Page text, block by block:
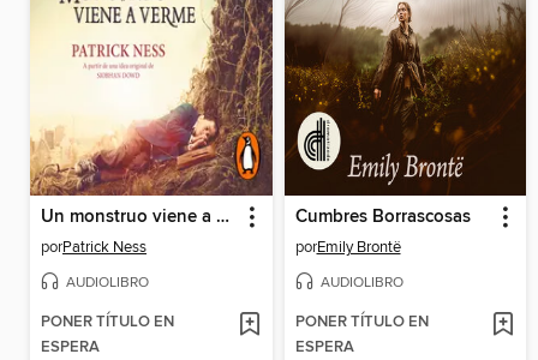
Un monstruo viene a verme
porPatrick Ness
AUDIOLIBRO
PONER TÍTULO EN
ESPERA
Cumbres Borrascosas
porEmily Brontë
AUDIOLIBRO
PONER TÍTULO EN
ESPERA